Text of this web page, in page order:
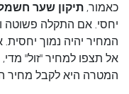
כאמור, תיקון שער
יחסי. אם התקלה פשוטה
המחיר יהיה נמוך
אל תצפו למחיר "זול"
המטרה היא לקבל מחיר